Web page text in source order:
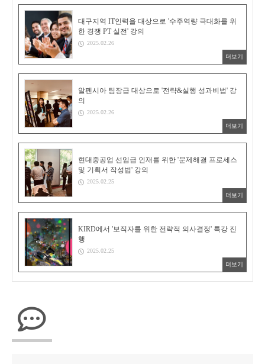
대구지역 IT인력을 대상으로 '수주역량 극대화를 위
한 경쟁 PT 실전' 강의
2025.02.26
더보기
알펜시아 팀장급 대상으로 '전략&실행 성과비법' 강
의
2025.02.26
더보기
현대중공업 선임급 인재를 위한 '문제해결 프로세스
및 기획서 작성법' 강의
2025.02.25
더보기
KIRD에서 '보직자를 위한 전략적 의사결정' 특강 진
행
2025.02.25
더보기